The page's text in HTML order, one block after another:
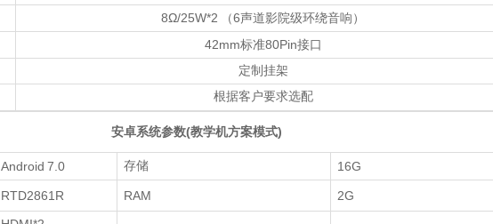
8Ω/25W*2 （6声道影院级环绕音响）
42mm标准80Pin接口
定制挂架
根据客户要求选配
安卓系统参数(教学机方案模式)
Android 7.0 存储 16G
RTD2861R RAM 2G